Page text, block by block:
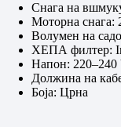
7.490 ден.
6.690 ден.
Снага на
Моторна снага:
Волумен на
ХЕПА филтер:
Напон: 220–240
Должина на
Боја: Црна